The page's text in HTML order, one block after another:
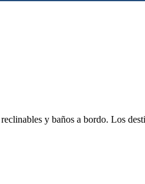
y baños a bordo. Los